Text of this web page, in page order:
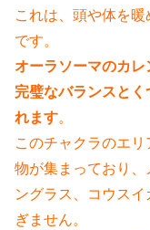
これは、頭や体を
です。
オーラソーマのカレ
完璧なバランスとく
れます。
このチャクラのエ
物が集まっており
ングラス、コウス
ぎません。